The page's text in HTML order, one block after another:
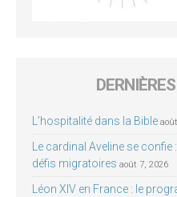
L’hospitalité dans la Bible
Le cardinal Aveline se
défis migratoires août 7, 2026
Léon XIV en France : le